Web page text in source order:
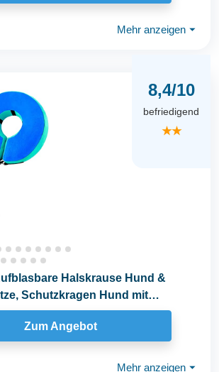
Mehr anzeigen ⏷
8,4/10
befriedigend
★★
Halskrause Hund &
Schutzkragen Hund mit
Zum Angebot
Mehr anzeigen ⏷